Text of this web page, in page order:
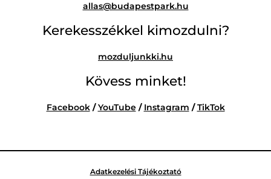
allas@budapestpark.hu
Kerekesszékkel kimozdulni?
mozduljunkki.hu
Kövess minket!
Facebook/YouTube/ Instagram /TikTok
Adatkezelési Tájékoztató